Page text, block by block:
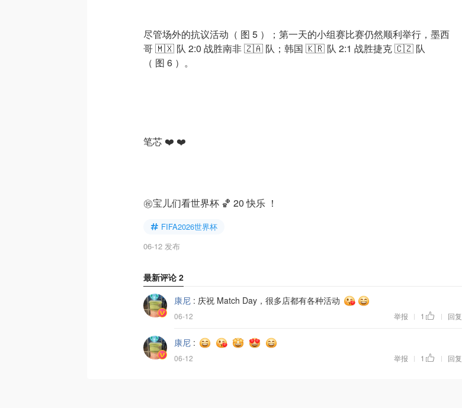
尽管场外的抗议活动（ 图 5 ）；第一天的小组赛比赛仍然顺利举行，墨西
哥 🇲🇽 队 2:0 战胜南非 🇿🇦 队；韩国 🇰🇷 队 2:1 战胜捷克 🇨🇿 队
（ 图 6 ）。
笔芯 ❤️ ❤️
㊗️宝儿们看世界杯 🏀 20 快乐 ！
FIFA2026世界杯
06-12 发布
最新评论 2
康尼 : 庆祝 Match Day，很多店都有各种活动
06-12 举报 | 1 | 回复
康尼 :
06-12 举报 | 1 | 回复